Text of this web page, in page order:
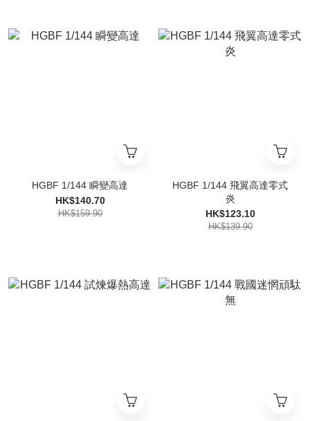
HGBF 1/144 瞬變高達
HK$140.70
HK$159.90
HGBF 1/144 飛翼高達零式
炎
HK$123.10
HK$139.90